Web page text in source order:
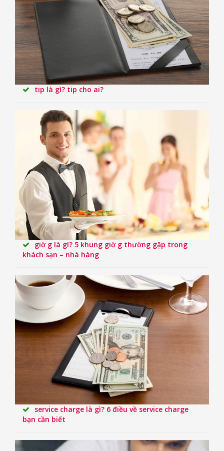
tip là gì? tip cho ai?
giờ g là gì? 5 khung giờ g thường gặp trong
khách sạn – nhà hàng
service charge là gì? 6 điều về service charge
bạn cần biết